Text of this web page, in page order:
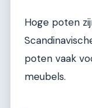
Hoge poten
poten vaak
meubels.